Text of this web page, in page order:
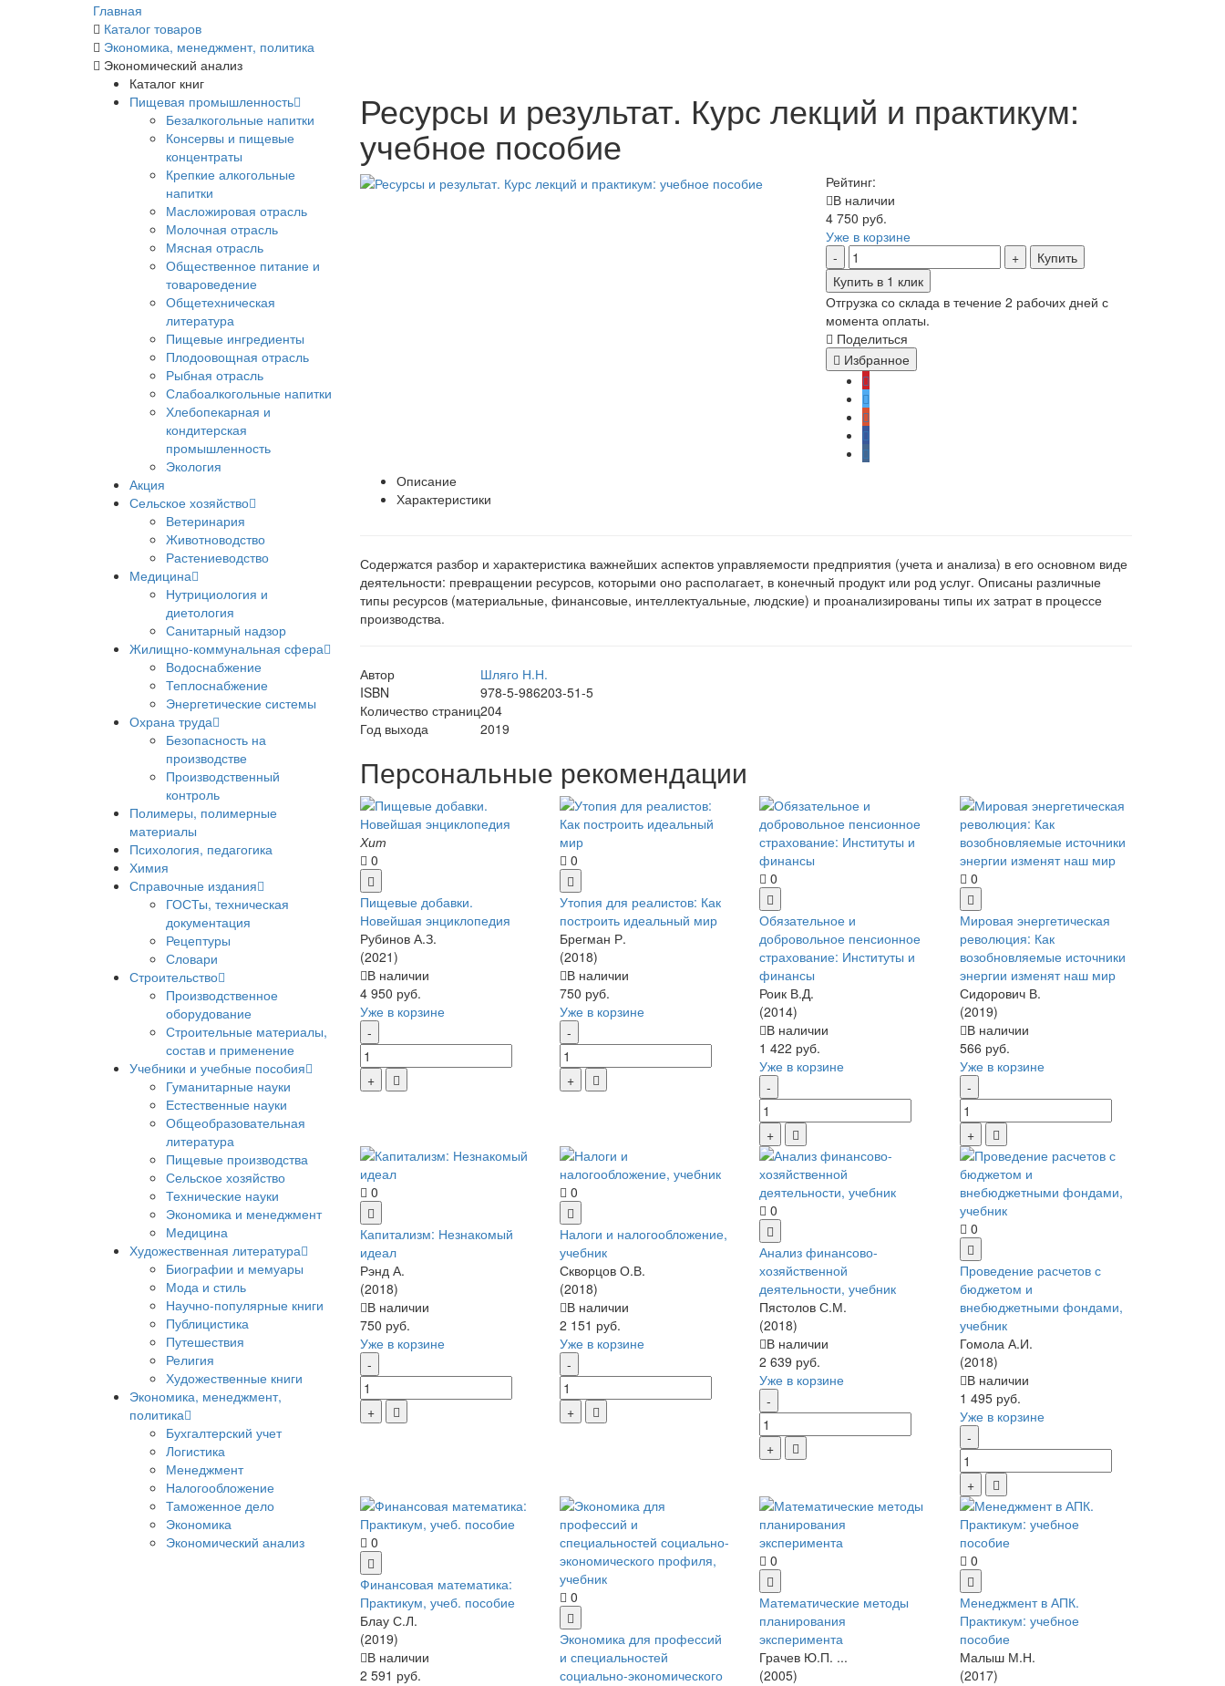
Главная
Каталог товаров
Экономика, менеджмент, политика
Экономический анализ
Каталог книг
Пищевая промышленность
Безалкогольные напитки
Консервы и пищевые
концентраты
Крепкие алкогольные
напитки
Масложировая отрасль
Молочная отрасль
Мясная отрасль
Общественное питание и
товароведение
Общетехническая
литература
Пищевые ингредиенты
Плодоовощная отрасль
Рыбная отрасль
Слабоалкогольные напитки
Хлебопекарная и
кондитерская
промышленность
Экология
Акция
Сельское хозяйство
Ветеринария
Животноводство
Растениеводство
Медицина
Нутрициология и
диетология
Санитарный надзор
Жилищно-коммунальная сфера
Водоснабжение
Теплоснабжение
Энергетические системы
Охрана труда
Безопасность на
производстве
Производственный
контроль
Полимеры, полимерные
материалы
Психология, педагогика
Химия
Справочные издания
ГОСТы, техническая
документация
Рецептуры
Словари
Строительство
Производственное
оборудование
Строительные материалы,
состав и применение
Учебники и учебные пособия
Гуманитарные науки
Естественные науки
Общеобразовательная
литература
Пищевые производства
Сельское хозяйство
Технические науки
Экономика и менеджмент
Медицина
Художественная литература
Биографии и мемуары
Мода и стиль
Научно-популярные книги
Публицистика
Путешествия
Религия
Художественные книги
Экономика, менеджмент,
политика
Бухгалтерский учет
Логистика
Менеджмент
Налогообложение
Таможенное дело
Экономика
Экономический анализ
Ресурсы и результат. Курс лекций и практикум:
учебное пособие
Рейтинг:
В наличии
4 750 руб.
Уже в корзине
Купить
Купить в 1 клик
Отгрузка со склада в течение 2 рабочих дней с
момента оплаты.
Поделиться
Избранное
Описание
Характеристики
Содержатся разбор и характеристика важнейших аспектов управляемости предприятия (учета и анализа) в его основном виде
деятельности: превращении ресурсов, которыми оно располагает, в конечный продукт или род услуг. Описаны различные
типы ресурсов (материальные, финансовые, интеллектуальные, людские) и проанализированы типы их затрат в процессе
производства.
Автор
Шляго Н.Н.
ISBN
978-5-986203-51-5
Количество страниц204
Год выхода
2019
Персональные рекомендации
Хит
0
Пищевые добавки.
Новейшая энциклопедия
Рубинов А.З.
(2021)
В наличии
4 950 руб.
Уже в корзине
0
Утопия для реалистов: Как
построить идеальный мир
Брегман Р.
(2018)
В наличии
750 руб.
Уже в корзине
0
Обязательное и
добровольное пенсионное
страхование: Институты и
финансы
Роик В.Д.
(2014)
В наличии
1 422 руб.
Уже в корзине
0
Мировая энергетическая
революция: Как
возобновляемые источники
энергии изменят наш мир
Сидорович В.
(2019)
В наличии
566 руб.
Уже в корзине
0
Капитализм: Незнакомый
идеал
Рэнд А.
(2018)
В наличии
750 руб.
Уже в корзине
0
Налоги и налогообложение,
учебник
Скворцов О.В.
(2018)
В наличии
2 151 руб.
Уже в корзине
0
Анализ финансово-
хозяйственной
деятельности, учебник
Пястолов С.М.
(2018)
В наличии
2 639 руб.
Уже в корзине
0
Проведение расчетов с
бюджетом и
внебюджетными фондами,
учебник
Гомола А.И.
(2018)
В наличии
1 495 руб.
Уже в корзине
0
Финансовая математика:
Практикум, учеб. пособие
Блау С.Л.
(2019)
В наличии
2 591 руб.
0
Экономика для профессий
и специальностей
социально-экономического
0
Математические методы
планирования
эксперимента
Грачев Ю.П. ...
(2005)
0
Менеджмент в АПК.
Практикум: учебное
пособие
Малыш М.Н.
(2017)